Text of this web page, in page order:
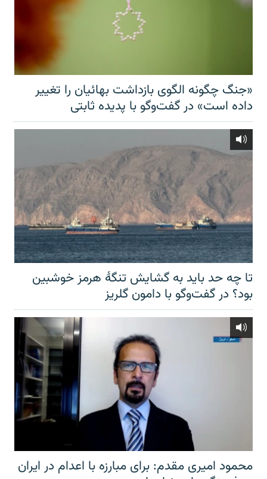
«جنگ چگونه الگوی بازداشت بهائیان را تغییر
داده است» در گفت‌وگو با پدیده ثابتی
تا چه حد باید به گشایش تنگهٔ هرمز خوشبین
بود؟ در گفت‌وگو با دامون گلریز
محمود امیری مقدم: برای مبارزه با اعدام در ایران